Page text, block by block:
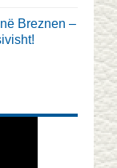
Breznen –